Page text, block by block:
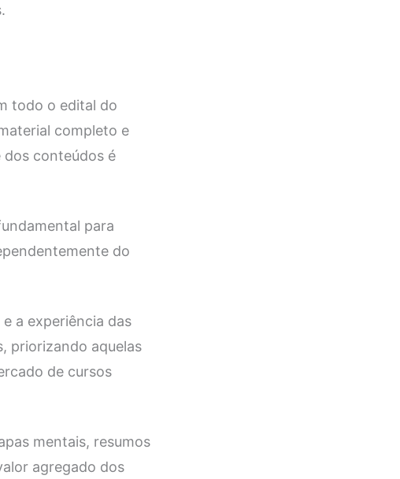
todo o edital do
completo e
dos conteúdos é
para
do
a experiência das
priorizando aquelas
de cursos
mentais, resumos
agregado dos